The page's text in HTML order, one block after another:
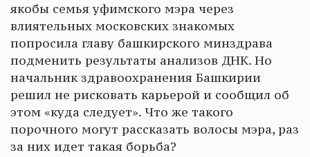
якобы семья уфимского мэра через
влиятельных московских знакомых
попросила главу башкирского минздрава
подменить результаты анализов ДНК. Но
начальник здравоохранения Башкирии
решил не рисковать карьерой и сообщил об
этом «куда следует». Что же такого
порочного могут рассказать волосы мэра, раз
за них идет такая борьба?